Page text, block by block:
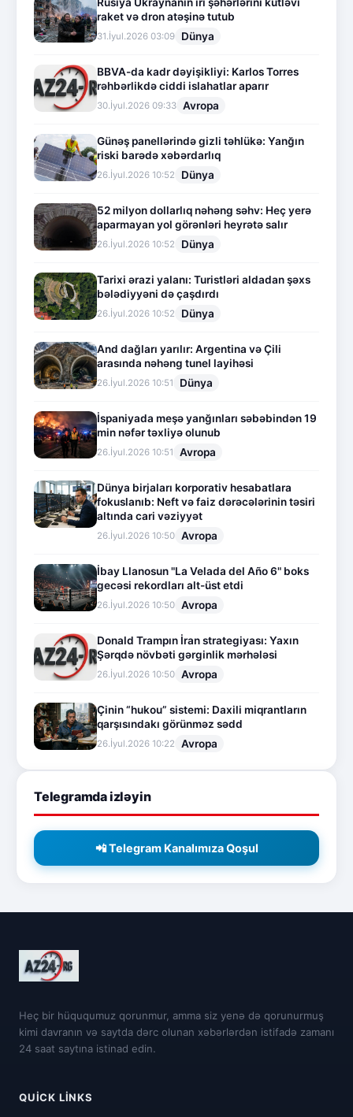
Rusiya Ukraynanın iri şəhərlərini kütləvi
raket və dron atəşinə tutub
31.İyul.2026 03:09 Dünya
BBVA-da kadr dəyişikliyi: Karlos Torres
rəhbərlikdə ciddi islahatlar aparır
30.İyul.2026 09:33 Avropa
Günəş panellərində gizli təhlükə: Yanğın
riski barədə xəbərdarlıq
26.İyul.2026 10:52 Dünya
52 milyon dollarlıq nəhəng səhv: Heç yerə
aparmayan yol görənləri heyrətə salır
26.İyul.2026 10:52 Dünya
Tarixi ərazi yalanı: Turistləri aldadan şəxs
bələdiyyəni də çaşdırdı
26.İyul.2026 10:52 Dünya
And dağları yarılır: Argentina və Çili
arasında nəhəng tunel layihəsi
26.İyul.2026 10:51 Dünya
İspaniyada meşə yanğınları səbəbindən 19
min nəfər təxliyə olunub
26.İyul.2026 10:51 Avropa
Dünya birjaları korporativ hesabatlara
fokuslanıb: Neft və faiz dərəcələrinin təsiri
altında cari vəziyyət
26.İyul.2026 10:50 Avropa
İbay Llanosun "La Velada del Año 6" boks
gecəsi rekordları alt-üst etdi
26.İyul.2026 10:50 Avropa
Donald Trampın İran strategiyası: Yaxın
Şərqdə növbəti gərginlik mərhələsi
26.İyul.2026 10:50 Avropa
Çinin “hukou” sistemi: Daxili miqrantların
qarşısındakı görünməz sədd
26.İyul.2026 10:22 Avropa
Telegramda izləyin
📲 Telegram Kanalımıza Qoşul
Heç bir hüququmuz qorunmur, amma siz yenə də qorunurmuş
kimi davranın və saytda dərc olunan xəbərlərdən istifadə zamanı
24 saat saytına istinad edin.
QUICK LINKS